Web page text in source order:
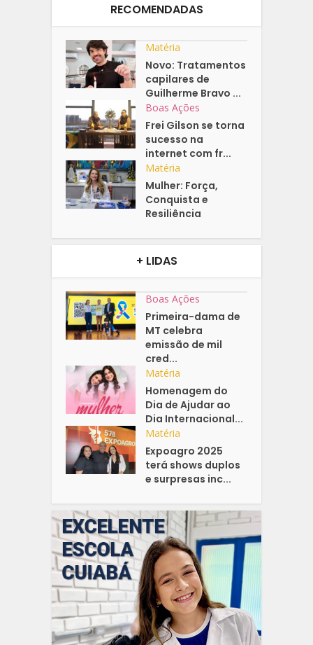
RECOMENDADAS
Matéria
Novo: Tratamentos
capilares de
Guilherme Bravo ...
Boas Ações
Frei Gilson se torna
sucesso na
internet com fr...
Matéria
Mulher: Força,
Conquista e
Resiliência
+ LIDAS
Boas Ações
Primeira-dama de
MT celebra
emissão de mil
cred...
Matéria
Homenagem do
Dia de Ajudar ao
Dia Internacional...
Matéria
Expoagro 2025
terá shows duplos
e surpresas inc...